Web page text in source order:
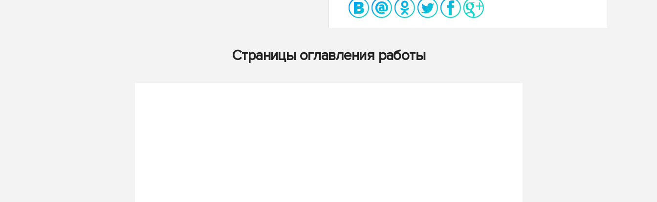
Страницы оглавления работы